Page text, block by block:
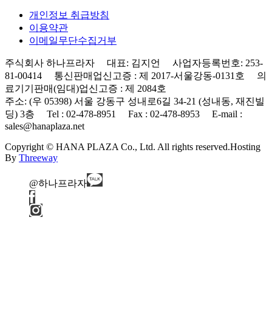
개인정보 취급방침
이용약관
이메일무단수집거부
주식회사 하나프라자 대표: 김지언 사업자등록번호: 253-
81-00414 통신판매업신고증 : 제 2017-서울강동-0131호 의
료기기판매(임대)업신고증 : 제 2084호
주소: (우 05398) 서울 강동구 성내로6길 34-21 (성내동, 재진빌
딩) 3층 Tel : 02-478-8951 Fax : 02-478-8953 E-mail :
sales@hanaplaza.net
Copyright © HANA PLAZA Co., Ltd. All rights reserved.Hosting
By Threeway
@하나프라자